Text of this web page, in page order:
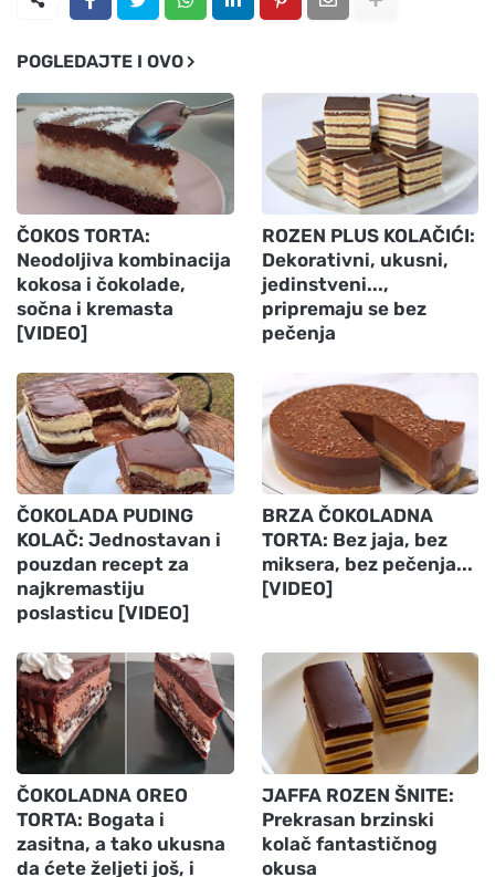
POGLEDAJTE I OVO
ČOKOS TORTA:
Neodoljiva kombinacija
kokosa i čokolade,
sočna i kremasta
[VIDEO]
ROZEN PLUS KOLAČIĆI:
Dekorativni, ukusni,
jedinstveni...,
pripremaju se bez
pečenja
ČOKOLADA PUDING
KOLAČ: Jednostavan i
pouzdan recept za
najkremastiju
poslasticu [VIDEO]
BRZA ČOKOLADNA
TORTA: Bez jaja, bez
miksera, bez pečenja...
[VIDEO]
ČOKOLADNA OREO
TORTA: Bogata i
zasitna, a tako ukusna
da ćete željeti još, i
JAFFA ROZEN ŠNITE:
Prekrasan brzinski
kolač fantastičnog
okusa